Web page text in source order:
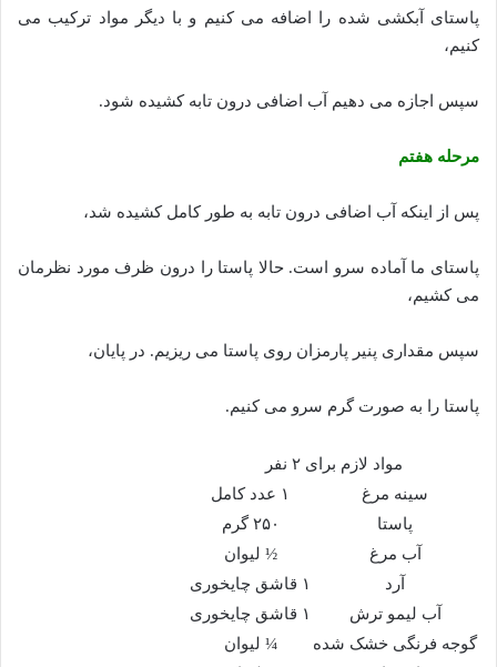
پاستای آبکشی شده را اضافه می کنیم و با دیگر مواد ترکیب می
کنیم،
سپس اجازه می دهیم آب اضافی درون تابه کشیده شود.
مرحله هفتم
پس از اینکه آب اضافی درون تابه به طور کامل کشیده شد،
پاستای ما آماده سرو است. حالا پاستا را درون ظرف مورد نظرمان
می کشیم،
سپس مقداری پنیر پارمزان روی پاستا می ریزیم. در پایان،
پاستا را به صورت گرم سرو می کنیم.
مواد لازم برای ۲ نفر
سینه مرغ
۱ عدد کامل
پاستا
۲۵۰ گرم
آب مرغ
½ لیوان
آرد
۱ قاشق چایخوری
آب لیمو ترش
۱ قاشق چایخوری
گوجه فرنگی خشک شده
¼ لیوان